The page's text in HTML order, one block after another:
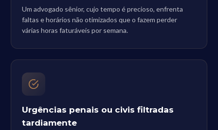
Um advogado sênior, cujo tempo é precioso, enfrenta
faltas e horários não otimizados que o fazem perder
várias horas faturáveis por semana.
Urgências penais ou civis filtradas
tardiamente